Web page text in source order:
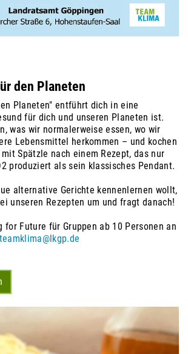
den Planeten
Planeten" entführt dich in eine
für dich und unseren Planeten ist.
was wir normalerweise essen, wo wir
Lebensmittel herkommen – und kochen
Spätzle nach einem Rezept, das nur
produziert als sein klassisches Pendant.
alternative Gerichte kennenlernen wollt,
unseren Rezepten um und fragt danach!
for Future für Gruppen ab 10 Personen an
teamklima@lkgp.de